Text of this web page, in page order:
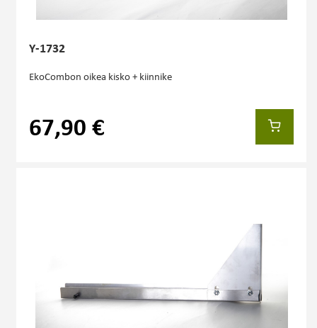
Y-1732
EkoCombon oikea kisko + kiinnike
67,90 €